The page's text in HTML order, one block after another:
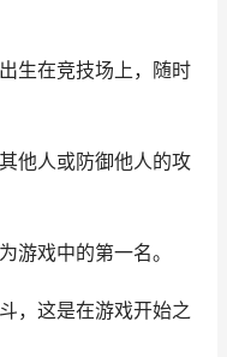
生在竞技场上，随时
他人或防御他人的攻
游戏中的第一名。
，这是在游戏开始之